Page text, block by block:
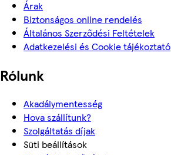
Árak
Biztonságos online rendelés
Általános Szerződési Feltételek
Adatkezelési és Cookie tájékoztató
Rólunk
Akadálymentesség
Hova szállítunk?
Szolgáltatás díjak
Süti beállítások